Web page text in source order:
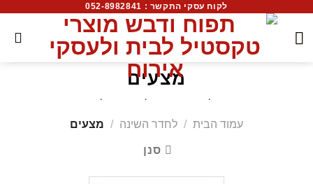
לקוח עסקי התקשר : 052-8982841
מצעים
מגוון רחב של מצעים איכותיים בעלי מגע נעים ומלטף, עמידים
סאטן, פרקל, ג'רסי. ניתן לבחור סט מצעים שלם או לחילופין
עמוד הבית / לחדר השינה / מצעים
סנן